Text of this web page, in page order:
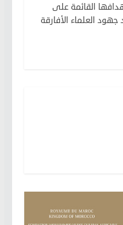
القائمة على
العلماء الأفارقة